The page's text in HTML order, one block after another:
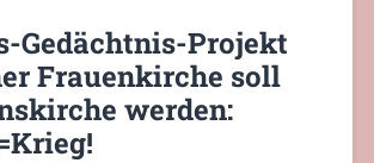
Gedächtnis-Projekt
Frauenkirche soll
werden: